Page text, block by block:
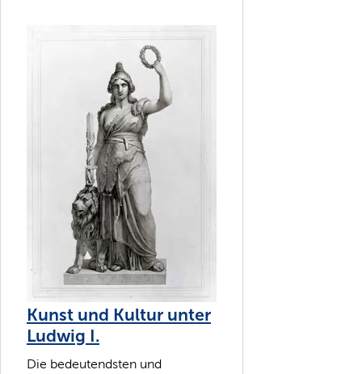
Kunst und Kultur unter
Ludwig I.
Die bedeutendsten und